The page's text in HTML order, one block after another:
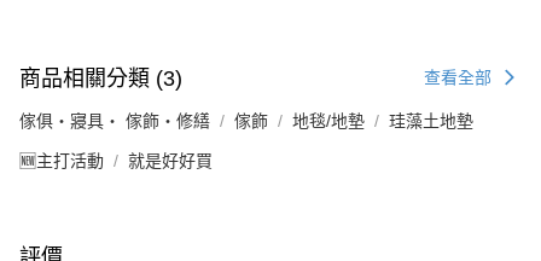
商品相關分類 (3) 查看全部
傢俱・寢具・ 傢飾・修繕 傢飾 地毯/地墊 珪藻土地墊
🆕主打活動 就是好好買